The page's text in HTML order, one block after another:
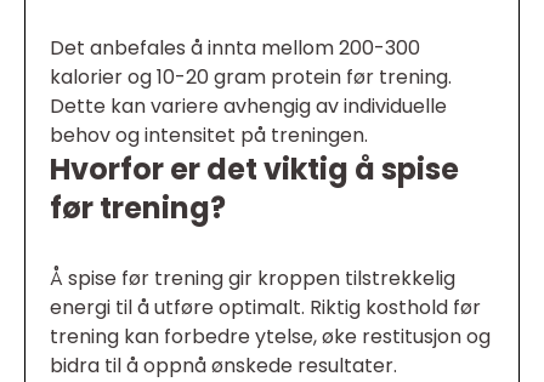
Det anbefales å innta mellom 200-300
kalorier og 10-20 gram protein før trening.
Dette kan variere avhengig av individuelle
behov og intensitet på treningen.
Hvorfor er det viktig å spise
før trening?
Å spise før trening gir kroppen tilstrekkelig
energi til å utføre optimalt. Riktig kosthold før
trening kan forbedre ytelse, øke restitusjon og
bidra til å oppnå ønskede resultater.